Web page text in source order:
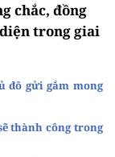
chắc, đồng
trong giai
đô gửi gắm mong
thành công trong